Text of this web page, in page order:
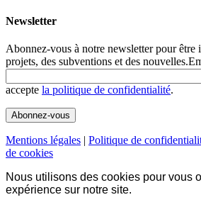
Newsletter
Abonnez-vous à notre newsletter pour être
projets, des subventions et des nouvelles.
accepte la politique de confidentialité.
Mentions légales | Politique de
de cookies
Nous utilisons des cookies pour vous
expérience sur notre site.